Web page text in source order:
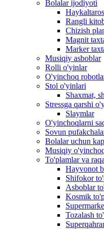
Bolalar ijodiyoti
Rangli
Chizish
Magnit
Marker
Musiqiy asboblar
Rolli o'yinlar
O'yinchoq
Stol o'yinlari
Shaxmat,
Stressga qarshi
Slaymlar
O'yinchoqlarni
Sovun
Bolalar uchun
Musiqiy
To'plamlar va
Hayvonot
Shifokor
Asboblar
Kosmik
Tozalash